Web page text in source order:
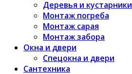
Деревья и кустарники
Монтаж погреба
Монтаж сарая
Монтаж забора
Окна и двери
Спецокна и двери
Сантехника